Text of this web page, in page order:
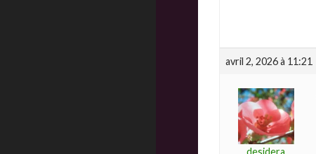
avril 2, 2026 à 11:21